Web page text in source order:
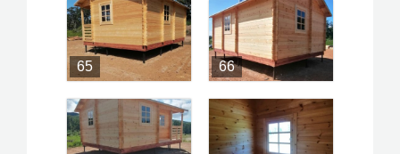
65 66